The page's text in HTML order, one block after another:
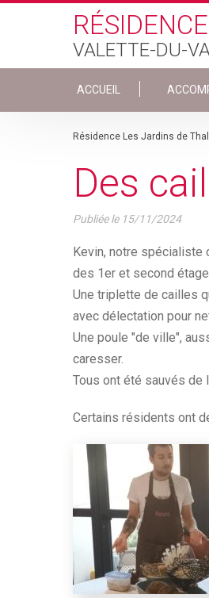
Skip to main content
VALETTE-DU-
ACCUEIL
Résidence Les Jardins de
Des
Publiée le 15/11/2024
Kevin, notre spécialiste
des 1er et second
Une triplette de cailles
avec délectation pour
Une poule "de ville",
caresser.
Tous ont été sauvés de
Certains résidents ont